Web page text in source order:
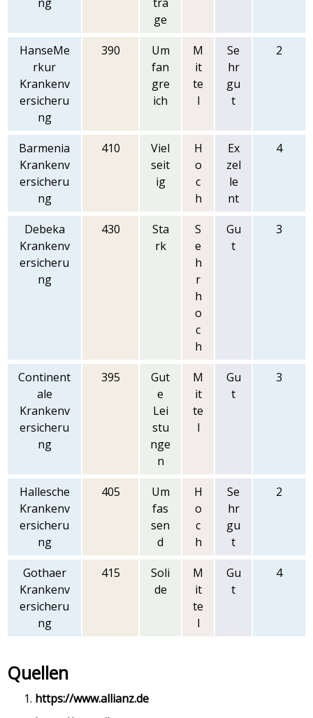
ge
HanseMe
rkur
Krankenv
ersicheru
ng
390
Um
fan
gre
ich
M
it
te
l
Se
hr
gu
t
2
Barmenia
Krankenv
ersicheru
ng
410
Viel
seit
ig
H
o
c
h
Ex
zel
le
nt
4
Debeka
Krankenv
ersicheru
ng
430
Sta
rk
S
e
h
r
h
o
c
h
Gu
t
3
Continent
ale
Krankenv
ersicheru
ng
395
Gut
e
Lei
stu
nge
n
M
it
te
l
Gu
t
3
Hallesche
Krankenv
ersicheru
ng
405
Um
fas
sen
d
H
o
c
h
Se
hr
gu
t
2
Gothaer
Krankenv
ersicheru
ng
415
Soli
de
M
it
te
l
Gu
t
4
Quellen
https://www.allianz.de